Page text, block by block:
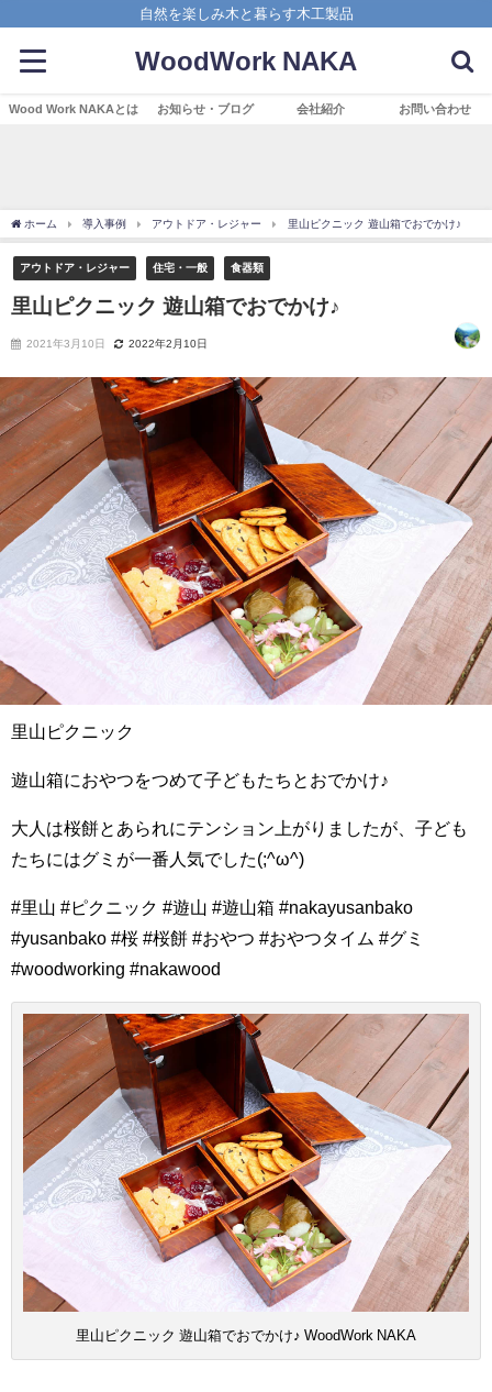
自然を楽しみ木と暮らす木工製品
WoodWork NAKA
Wood Work NAKAとは お知らせ・ブログ 会社紹介 お問い合わせ
ホーム 導入事例 アウトドア・レジャー 里山ピクニック 遊山箱でおでかけ♪
アウトドア・レジャー 住宅・一般 食器類
里山ピクニック 遊山箱でおでかけ♪
2021年3月10日 2022年2月10日
里山ピクニック
遊山箱におやつをつめて子どもたちとおでかけ♪
大人は桜餅とあられにテンション上がりましたが、子ども
たちにはグミが一番人気でした(;^ω^)
#里山 #ピクニック #遊山 #遊山箱 #nakayusanbako
#yusanbako #桜 #桜餅 #おやつ #おやつタイム #グミ
#woodworking #nakawood
里山ピクニック 遊山箱でおでかけ♪ WoodWork NAKA